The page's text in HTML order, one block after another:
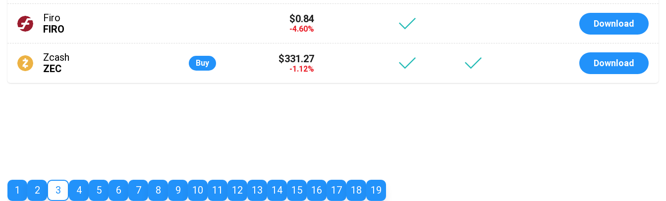
Firo
FIRO
$0.84
-4.60%
Download
Zcash
ZEC
Buy $331.27
-1.12%
Download
1 2 3 4 5 6 7 8 9 10 11 12 13 14 15 16 17 18 19